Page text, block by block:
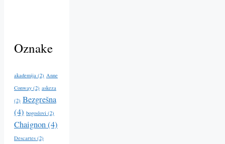
Oznake
akademija (2) Anne
Conway (2) askeza
(2) Bezgrešna
(4) bogoslovi (2)
Chaignon(4)
Descartes (2)